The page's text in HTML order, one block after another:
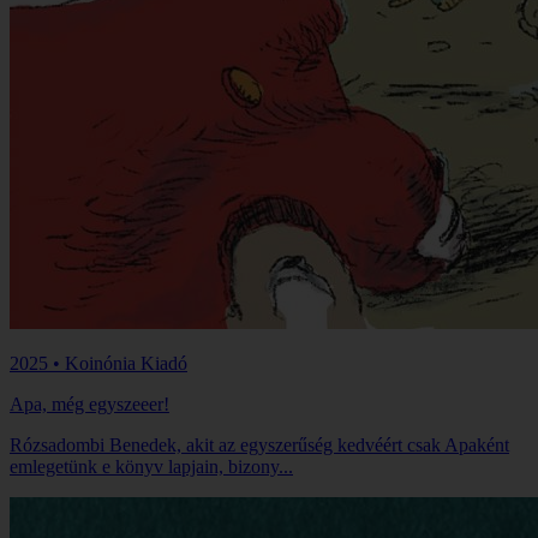
2025 • Koinónia Kiadó
Apa, még egyszeeer!
Rózsadombi Benedek, akit az egyszerűség kedvéért csak Apaként
emlegetünk e könyv lapjain, bizony...